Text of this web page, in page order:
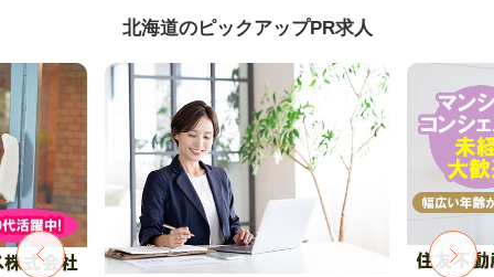
北海道のピックアップPR求人